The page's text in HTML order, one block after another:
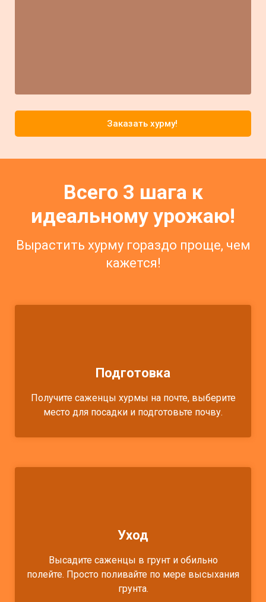
Заказать хурму!
Всего 3 шага к
идеальному урожаю!
Вырастить хурму гораздо проще, чем
кажется!
Подготовка
Получите саженцы хурмы на почте, выберите
место для посадки и подготовьте почву.
Уход
Высадите саженцы в грунт и обильно
полейте. Просто поливайте по мере высыхания
грунта.